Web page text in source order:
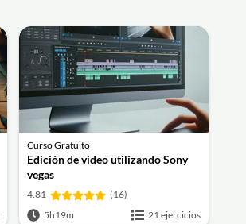
Curso Gratuito
Edición de video utilizando Sony
vegas
4.81
(16)
5h19m
21 ejercicios